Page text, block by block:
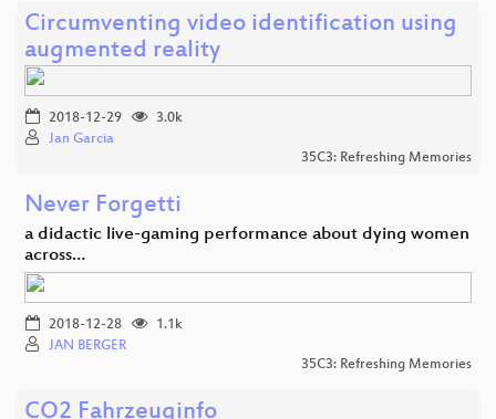
Circumventing video identification using
augmented reality
2018-12-29
3.0k
Jan Garcia
35C3: Refreshing Memories
Never Forgetti
a didactic live-gaming performance about dying women
across…
2018-12-28
1.1k
JAN BERGER
35C3: Refreshing Memories
CO2 Fahrzeuginfo